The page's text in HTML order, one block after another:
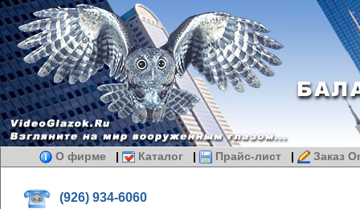
О фирме | Каталог | Прайс-лист | Заказ
(926) 934-6060